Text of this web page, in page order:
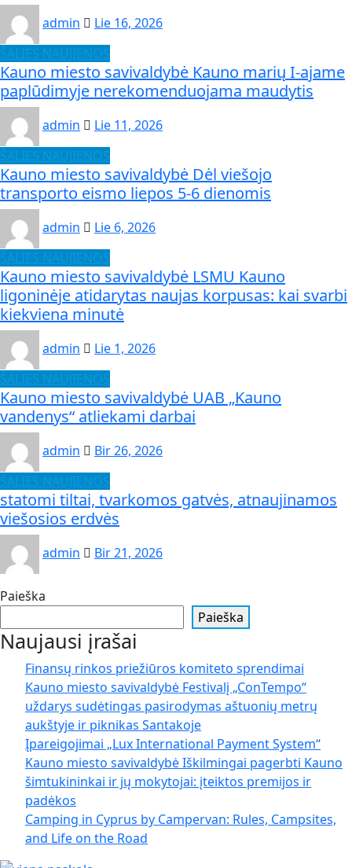
admin
Lie 16, 2026
Kauno miesto savivaldybė Kauno marių I-ajame
paplūdimyje nerekomenduojama maudytis
admin
Lie 11, 2026
Kauno miesto savivaldybė Dėl viešojo
transporto eismo liepos 5-6 dienomis
admin
Lie 6, 2026
Kauno miesto savivaldybė LSMU Kauno
ligoninėje atidarytas naujas korpusas: kai svarbi
kiekviena minutė
admin
Lie 1, 2026
Kauno miesto savivaldybė UAB „Kauno
vandenys“ atliekami darbai
admin
Bir 26, 2026
statomi tiltai, tvarkomos gatvės, atnaujinamos
viešosios erdvės
admin Bir 21, 2026
Paieška
Paieška
Naujausi įrašai
Finansų rinkos priežiūros komiteto sprendimai
Kauno miesto savivaldybė Festivalį „ConTempo“
uždarys sudėtingas pasirodymas aštuonių metrų
aukštyje ir piknikas Santakoje
Įpareigojimai „Lux International Payment System“
Kauno miesto savivaldybė Iškilmingai pagerbti Kauno
šimtukininkai ir jų mokytojai: įteiktos premijos ir
padėkos
Camping in Cyprus by Campervan: Rules, Campsites,
and Life on the Road